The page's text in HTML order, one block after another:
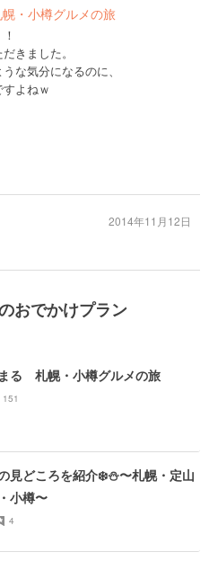
・小樽グルメの旅
きました。
な気分になるのに、
よねｗ
2014年11月12日
おでかけプラン
る 札幌・小樽グルメの旅
151
見どころを紹介❄️⛄️〜札幌・定山
小樽〜
4